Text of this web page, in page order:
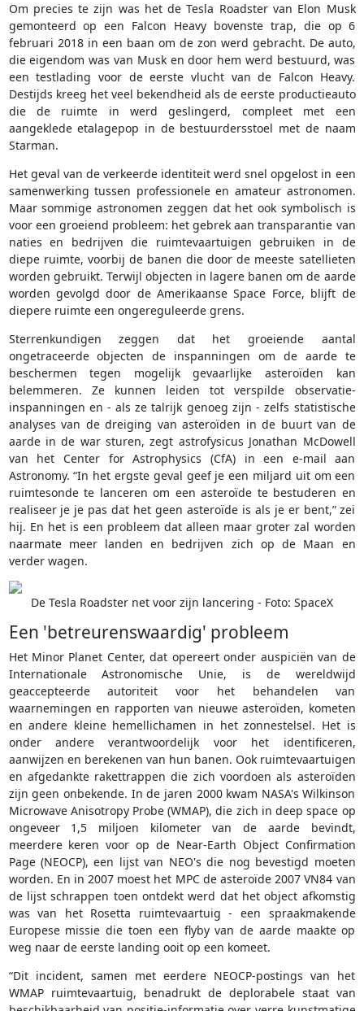
Om precies te zijn was het de Tesla Roadster van Elon Musk
gemonteerd op een Falcon Heavy bovenste trap, die op 6
februari 2018 in een baan om de zon werd gebracht. De auto,
die eigendom was van Musk en door hem werd bestuurd, was
een testlading voor de eerste vlucht van de Falcon Heavy.
Destijds kreeg het veel bekendheid als de eerste productieauto
die de ruimte in werd geslingerd, compleet met een
aangeklede etalagepop in de bestuurdersstoel met de naam
Starman.
Het geval van de verkeerde identiteit werd snel opgelost in een
samenwerking tussen professionele en amateur astronomen.
Maar sommige astronomen zeggen dat het ook symbolisch is
voor een groeiend probleem: het gebrek aan transparantie van
naties en bedrijven die ruimtevaartuigen gebruiken in de
diepe ruimte, voorbij de banen die door de meeste satellieten
worden gebruikt. Terwijl objecten in lagere banen om de aarde
worden gevolgd door de Amerikaanse Space Force, blijft de
diepere ruimte een ongereguleerde grens.
Sterrenkundigen zeggen dat het groeiende aantal
ongetraceerde objecten de inspanningen om de aarde te
beschermen tegen mogelijk gevaarlijke asteroïden kan
belemmeren. Ze kunnen leiden tot verspilde observatie-
inspanningen en - als ze talrijk genoeg zijn - zelfs statistische
analyses van de dreiging van asteroïden in de buurt van de
aarde in de war sturen, zegt astrofysicus Jonathan McDowell
van het Center for Astrophysics (CfA) in een e-mail aan
Astronomy. “In het ergste geval geef je een miljard uit om een
ruimtesonde te lanceren om een asteroïde te bestuderen en
realiseer je je pas dat het geen asteroïde is als je er bent,” zei
hij. En het is een probleem dat alleen maar groter zal worden
naarmate meer landen en bedrijven zich op de Maan en
verder wagen.
De Tesla Roadster net voor zijn lancering - Foto: SpaceX
Een 'betreurenswaardig' probleem
Het Minor Planet Center, dat opereert onder auspiciën van de
Internationale Astronomische Unie, is de wereldwijd
geaccepteerde autoriteit voor het behandelen van
waarnemingen en rapporten van nieuwe asteroïden, kometen
en andere kleine hemellichamen in het zonnestelsel. Het is
onder andere verantwoordelijk voor het identificeren,
aanwijzen en berekenen van hun banen. Ook ruimtevaartuigen
en afgedankte rakettrappen die zich voordoen als asteroïden
zijn geen onbekende. In de jaren 2000 kwam NASA's Wilkinson
Microwave Anisotropy Probe (WMAP), die zich in deep space op
ongeveer 1,5 miljoen kilometer van de aarde bevindt,
meerdere keren voor op de Near-Earth Object Confirmation
Page (NEOCP), een lijst van NEO's die nog bevestigd moeten
worden. En in 2007 moest het MPC de asteroïde 2007 VN84 van
de lijst schrappen toen ontdekt werd dat het object afkomstig
was van het Rosetta ruimtevaartuig - een spraakmakende
Europese missie die toen een flyby van de aarde maakte op
weg naar de eerste landing ooit op een komeet.
“Dit incident, samen met eerdere NEOCP-postings van het
WMAP ruimtevaartuig, benadrukt de deplorabele staat van